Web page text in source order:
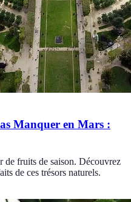
Manquer en Mars :
de fruits de saison. Découvrez
de ces trésors naturels.